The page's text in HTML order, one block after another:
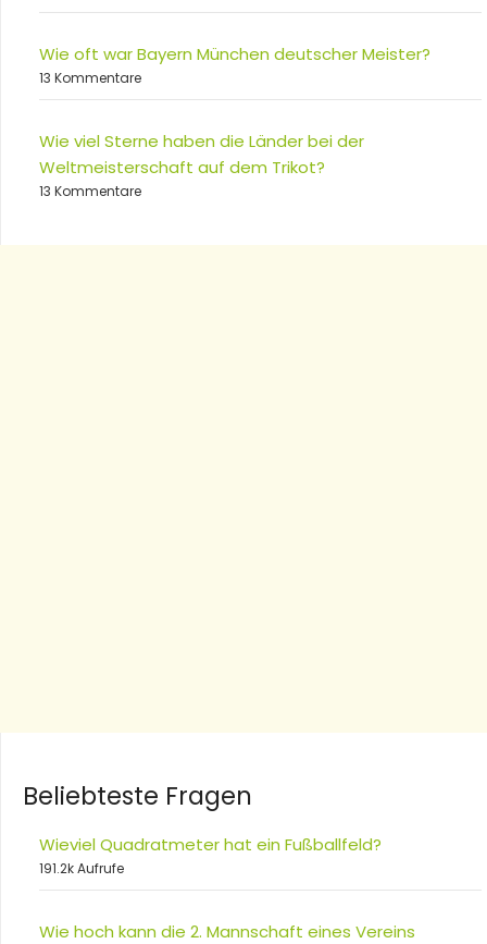
Wie oft war Bayern München deutscher Meister?
13 Kommentare
Wie viel Sterne haben die Länder bei der
Weltmeisterschaft auf dem Trikot?
13 Kommentare
Beliebteste Fragen
Wieviel Quadratmeter hat ein Fußballfeld?
191.2k Aufrufe
Wie hoch kann die 2. Mannschaft eines Vereins